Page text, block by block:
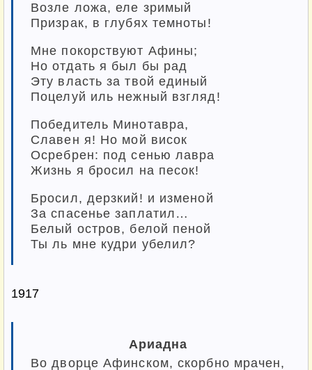
Возле ложа, еле зримый
Призрак, в глубях темноты!
Мне покорствуют Афины;
Но отдать я был бы рад
Эту власть за твой единый
Поцелуй иль нежный взгляд!
Победитель Минотавра,
Славен я! Но мой висок
Осребрен: под сенью лавра
Жизнь я бросил на песок!
Бросил, дерзкий! и изменой
За спасенье заплатил…
Белый остров, белой пеной
Ты ль мне кудри убелил?
1917
Ариадна
Во дворце Афинском, скорбно мрачен,